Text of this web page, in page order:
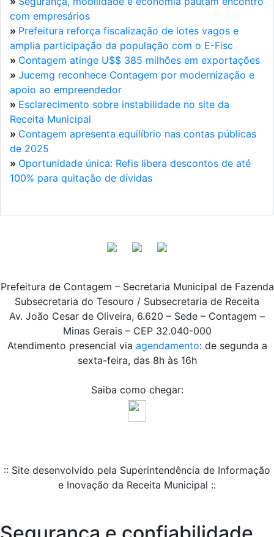
com empresários
» Prefeitura reforça fiscalização de lotes vagos e
amplia participação da população com o E-Fisc
» Contagem atinge U$$ 385 milhões em exportações
» Jucemg reconhece Contagem por modernização e
apoio ao empreendedor
» Esclarecimento sobre instabilidade no site da
Receita Municipal
» Contagem apresenta equilíbrio nas contas públicas
de 2025
» Oportunidade única: Refis libera descontos de até
100% para quitação de dívidas
Prefeitura de Contagem – Secretaria Municipal de Fazenda
Subsecretaria do Tesouro / Subsecretaria de Receita
Av. João Cesar de Oliveira, 6.620 – Sede – Contagem –
Minas Gerais – CEP 32.040-000
Atendimento presencial via agendamento: de segunda a
sexta-feira, das 8h às 16h
Saiba como chegar:
:: Site desenvolvido pela Superintendência de Informação
e Inovação da Receita Municipal ::